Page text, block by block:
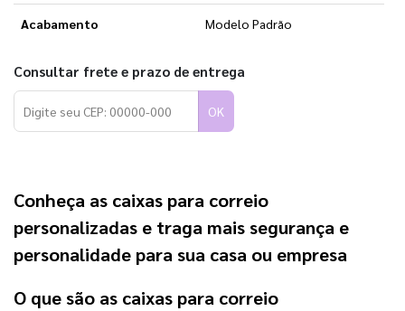
Acabamento Modelo Padrão
Consultar frete e prazo de entrega
OK
Conheça as caixas para correio
personalizadas e traga mais segurança e
personalidade para sua casa ou empresa
O que são as caixas para correio